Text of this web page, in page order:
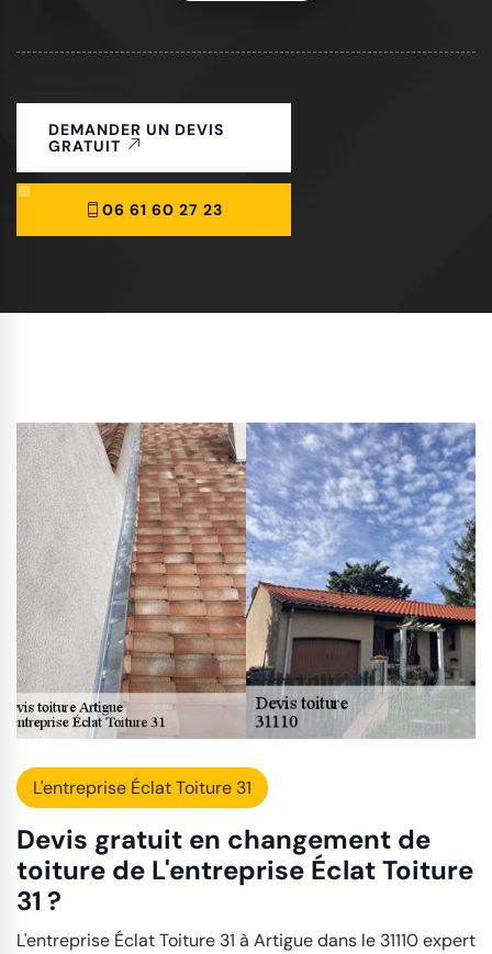
DEMANDER UN DEVIS
GRATUIT
06 61 60 27 23
L'entreprise Éclat Toiture 31
Devis gratuit en changement de
toiture de L'entreprise Éclat Toiture
31 ?
L'entreprise Éclat Toiture 31 à Artigue dans le 31110 expert